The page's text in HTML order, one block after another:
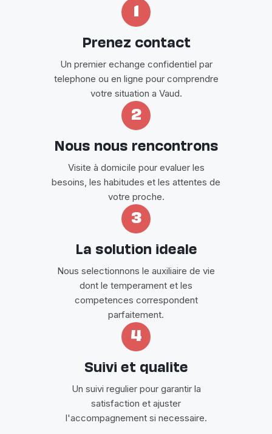
Prenez contact
Un premier echange confidentiel par
telephone ou en ligne pour comprendre
votre situation a Vaud.
2
Nous nous rencontrons
Visite à domicile pour evaluer les
besoins, les habitudes et les attentes de
votre proche.
3
La solution ideale
Nous selectionnons le auxiliaire de vie
dont le temperament et les
competences correspondent
parfaitement.
4
Suivi et qualite
Un suivi regulier pour garantir la
satisfaction et ajuster
l'accompagnement si necessaire.